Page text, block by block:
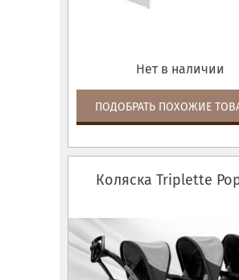
Нет в наличии
ПОДОБРАТЬ ПОХОЖИЕ
Коляска Triplette